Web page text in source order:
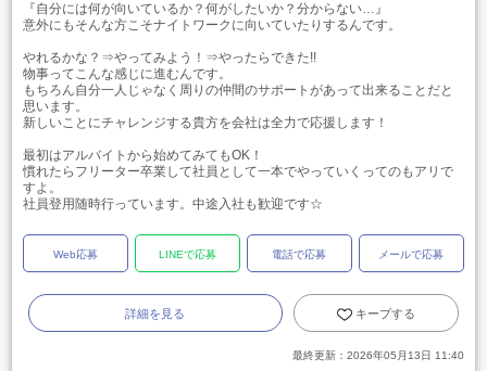
『自分には何が向いているか？何がしたいか？分からない…』
意外にもそんな方こそナイトワークに向いていたりするんです。
やれるかな？⇒やってみよう！⇒やったらできた!!
物事ってこんな感じに進むんです。
もちろん自分一人じゃなく周りの仲間のサポートがあって出来ることだと
思います。
新しいことにチャレンジする貴方を会社は全力で応援します！
最初はアルバイトから始めてみてもOK！
慣れたらフリーター卒業して社員として一本でやっていくってのもアリで
すよ。
社員登用随時行っています。中途入社も歓迎です☆
Web応募 LINEで応募 電話で応募 メールで応募
詳細を見る キープする
最終更新： 2026年05月13日 11:40